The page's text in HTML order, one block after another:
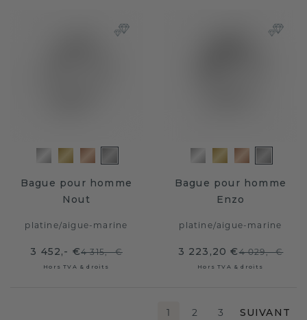
Bague pour homme
Nout
platine/aigue-marine
3 452,- €4 315,- €
Hors TVA & droits
Bague pour homme
Enzo
platine/aigue-marine
3 223,20 €4 029,- €
Hors TVA & droits
1 2 3 SUIVANT